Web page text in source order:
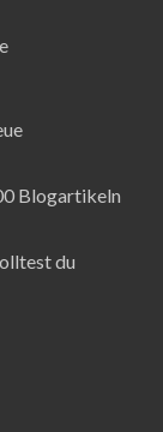
Blogartikeln
du